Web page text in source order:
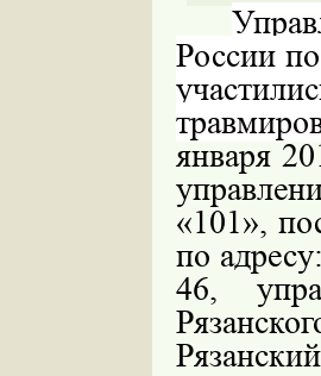
России
января
«101»,
по
46,